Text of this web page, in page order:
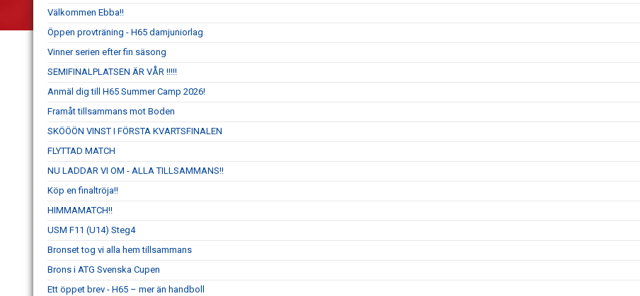
Välkommen Ebba!!
Öppen provträning - H65 damjuniorlag
Vinner serien efter fin säsong
SEMIFINALPLATSEN ÄR VÅR !!!!!
Anmäl dig till H65 Summer Camp 2026!
Framåt tillsammans mot Boden
SKÖÖÖN VINST I FÖRSTA KVARTSFINALEN
FLYTTAD MATCH
NU LADDAR VI OM - ALLA TILLSAMMANS!!
Köp en finaltröja!!
HIMMAMATCH!!
USM F11 (U14) Steg4
Bronset tog vi alla hem tillsammans
Brons i ATG Svenska Cupen
Ett öppet brev - H65 – mer än handboll